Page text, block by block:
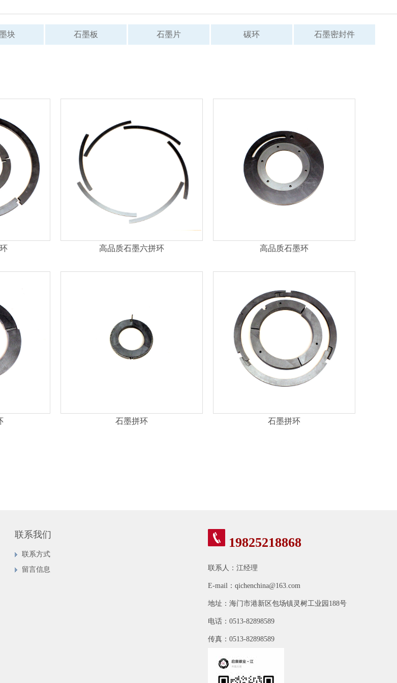
块 石墨板 石墨片 碳环 石墨密封件
高品质石墨六拼环 高品质石墨环
石墨拼环 石墨拼环
联系我们
联系方式
留言信息
19825218868
联系人：江经理
E-mail：qichenchina@163.com
地址：海门市港新区包场镇灵树工业园188号
电话：0513-82898589
传真：0513-82898589